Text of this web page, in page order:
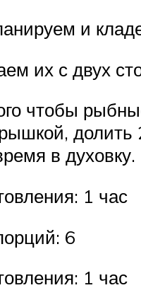
и
их с двух
чтобы
в духовку.
1 час
6
1 час